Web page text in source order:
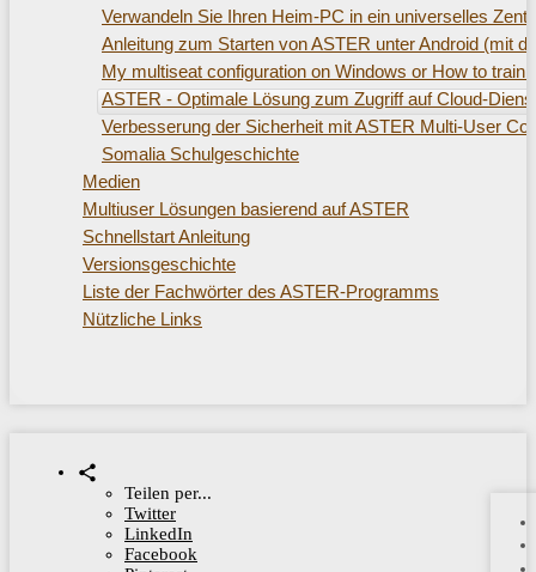
Verwandeln Sie Ihren Heim-PC in ein universelles
Anleitung zum Starten von ASTER unter Android (mit
My multiseat configuration on Windows or How to
ASTER - Optimale Lösung zum Zugriff auf Cloud-
Verbesserung der Sicherheit mit ASTER Multi-User
Somalia Schulgeschichte
Medien
Multiuser Lösungen basierend auf ASTER
Schnellstart Anleitung
Versionsgeschichte
Liste der Fachwörter des ASTER-Programms
Nützliche Links
Teilen per...
Twitter
LinkedIn
Facebook